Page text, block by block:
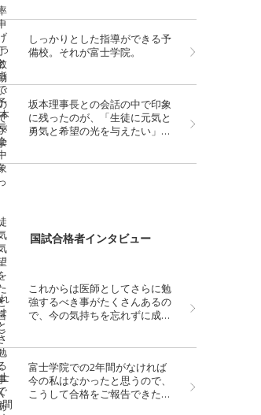
しっかりとした指導ができる予
備校。それが富士学院。
坂本理事長との会話の中で印象
に残ったのが、「生徒に元気と
勇気と希望の光を与えたい」と
国試合格者インタビュー
これからは医師としてさらに勉
強するべき事がたくさんあるの
で、今の気持ちを忘れずに成長
富士学院での2年間がなければ
今の私はなかったと思うので、
こうして合格をご報告できたこ